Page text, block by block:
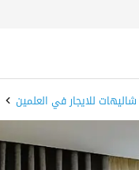
شاليهات للايجار في العلمين